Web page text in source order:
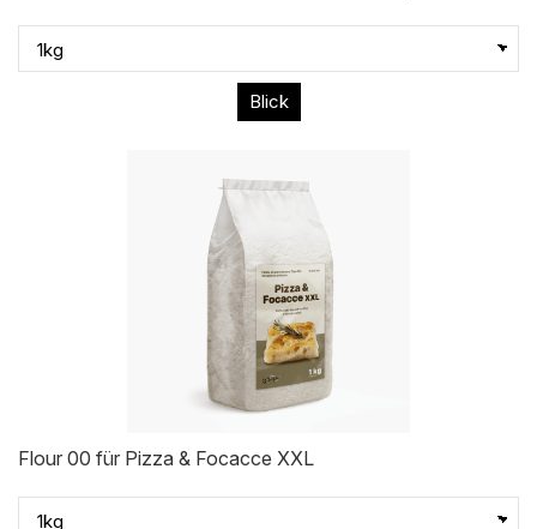
Blick
Flour 00 für Pizza & Focacce XXL